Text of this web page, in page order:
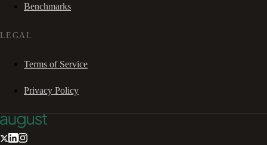
Benchmarks
LEGAL
Terms of Service
Privacy Policy